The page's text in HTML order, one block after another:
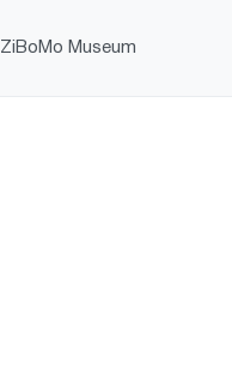
ZiBoMo Museum